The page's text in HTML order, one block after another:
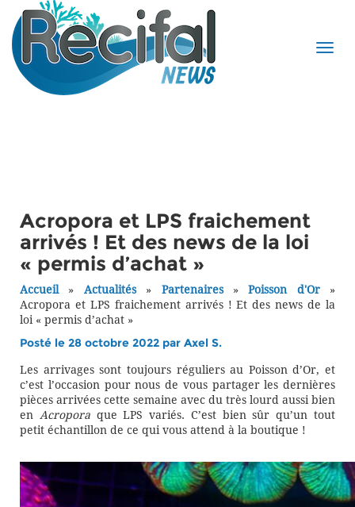
Acropora et LPS fraichement
arrivés ! Et des news de la loi
« permis d’achat »
Accueil» Actualités» Partenaires»Poisson d'Or»
Acropora et LPS fraichement arrivés ! Et des news de la
loi « permis d’achat »
Posté le 28 octobre 2022 par Axel S.
Les arrivages sont toujours réguliers au Poisson d’Or, et
c’est l’occasion pour nous de vous partager les dernières
pièces arrivées cette semaine avec du très lourd aussi bien
en Acroporaque LPS variés. C’est bien sûr qu’un tout
petit échantillon de ce qui vous attend à la boutique !